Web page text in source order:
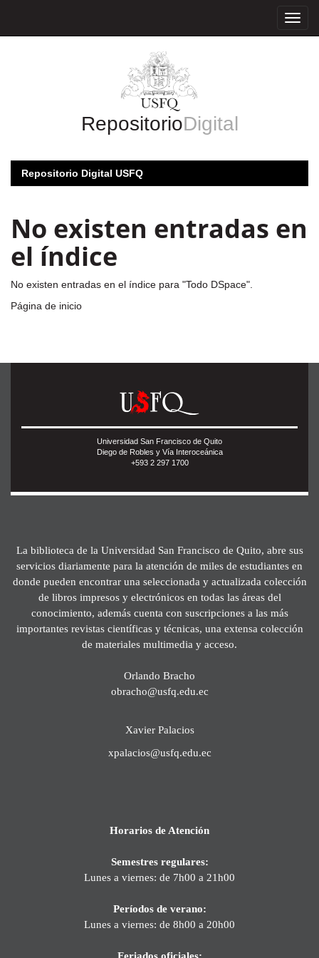
RepositorioDigital
Repositorio Digital USFQ
No existen entradas en
el índice
No existen entradas en el índice para "Todo DSpace".
Página de inicio
Universidad San Francisco de Quito
Diego de Robles y Vía Interoceánica
+593 2 297 1700
La biblioteca de la Universidad San Francisco de Quito, abre sus
servicios diariamente para la atención de miles de estudiantes en
donde pueden encontrar una seleccionada y actualizada colección
de libros impresos y electrónicos en todas las áreas del
conocimiento, además cuenta con suscripciones a las más
importantes revistas científicas y técnicas, una extensa colección
de materiales multimedia y acceso.
Orlando Bracho
obracho@usfq.edu.ec
Xavier Palacios
xpalacios@usfq.edu.ec
Horarios de Atención
Semestres regulares:
Lunes a viernes: de 7h00 a 21h00
Períodos de verano:
Lunes a viernes: de 8h00 a 20h00
Feriados oficiales: